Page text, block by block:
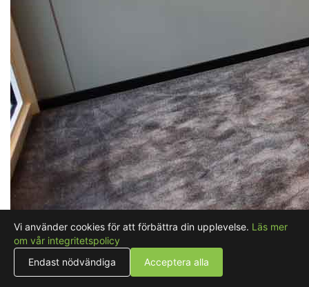
Vi använder cookies för att förbättra din upplevelse. Läs mer
om vår integritetspolicy
Endast nödvändiga
Acceptera alla